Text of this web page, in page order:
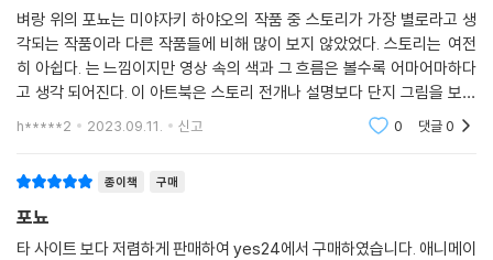
벼랑 위의 포뇨는 미야자키 하야오의 작품 중 스토리가 가장 별로라고 생
각되는 작품이라 다른 작품들에 비해 많이 보지 않았었다. 스토리는 여전
히 아쉽다. 는 느낌이지만 영상 속의 색과 그 흐름은 볼수록 어마어마하다
고 생각 되어진다. 이 아트북은 스토리 전개나 설명보다 단지 그림을 보고
h*****2 2023.09.11. 신고 0 댓글0
종이책 구매
포뇨
타 사이트 보다 저렴하게 판매하여 yes24에서 구매하였습니다. 애니메이